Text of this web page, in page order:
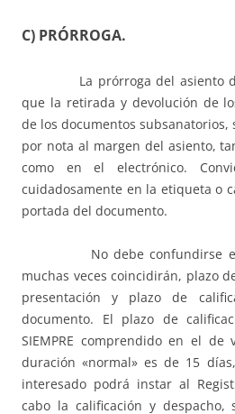
C) PRÓRROGA.
La prórroga del asiento de
que la retirada y devolución de
de los documentos subsanatorios,
por nota al margen del asiento,
como en el electrónico.
cuidadosamente en la etiqueta o
portada del documento.
No debe confundirse en
muchas veces coincidirán, plazo
presentación y plazo de
documento. El plazo de
SIEMPRE comprendido en el de
duración «normal» es de 15
interesado podrá instar al
cabo la calificación y